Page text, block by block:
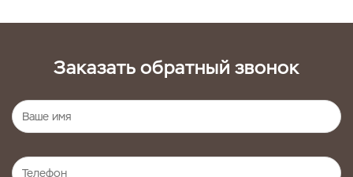
Заказать обратный звонок